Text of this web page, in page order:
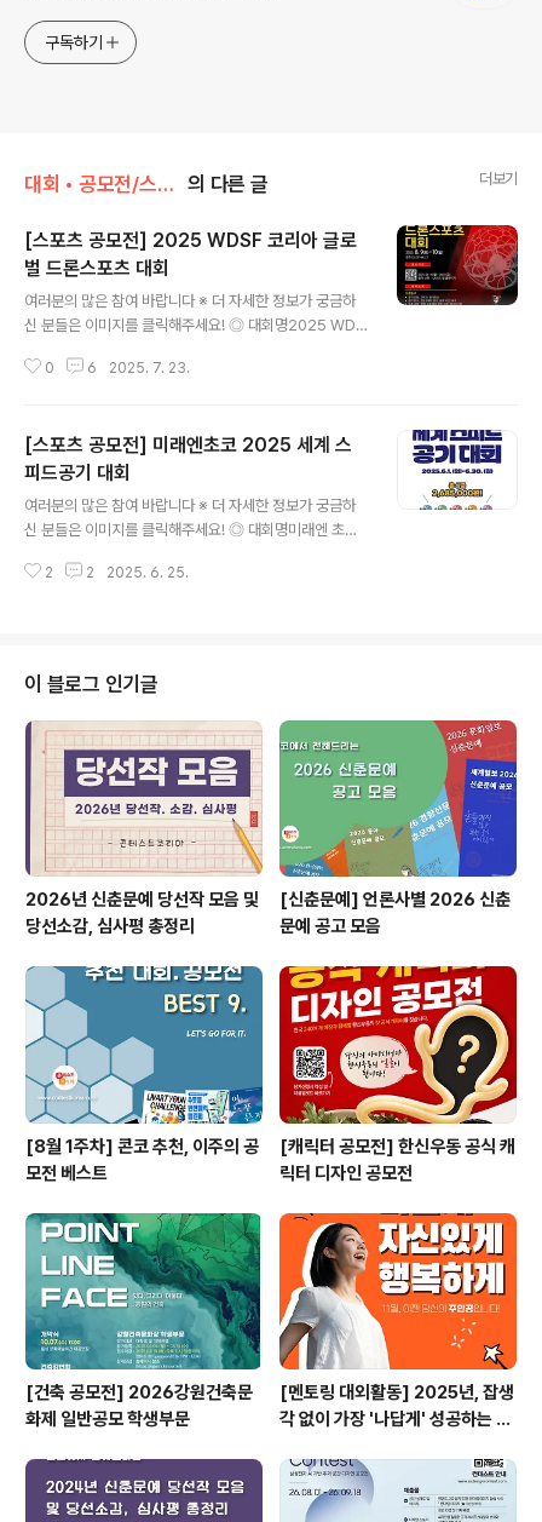
구독하기
대회 • 공모전/스포츠 의 다른 글 더보기
[스포츠 공모전] 2025 WDSF 코리아 글로
벌 드론스포츠 대회
여러분의 많은 참여 바랍니다 ※ 더 자세한 정보가 궁금하
신 분들은 이미지를 클릭해주세요! ◎ 대회명2025 WDS
드론농구 : 3대3 경기, 원형가드가 있는 모델 사용 (2분 3
대항전경기방식 : 2분 3쿼터, 공격시간 24초(득점 시 공수
전환)드론 규정 : 원형구로 둘러 쌓인 드론, 2셀 배터리경기
규정 : http://www.youtube/@wdsf9116 ◎ 실내드론
레이싱경기인원 : 개인전경기방식 : 장애물 설치된 코스를
론, 2셀 배터리 ◎ 참가자격대회등급 : 초,..
0 6 2025. 7. 23.
[스포츠 공모전] 미래엔초코 2025 세계 스
피드공기 대회
여러분의 많은 참여 바랍니다 ※ 더 자세한 정보가 궁금하
신 분들은 이미지를 클릭해주세요! ◎ 대회명미래엔 초코
대적으로 계승하고, 학생과 교사가 함께 즐길 수 있는 건강
- https://youtu.be/TOZCThnqXpk?si=YL4Qn3Q
b_canncMl ◎ 대상초등학생 및 재직 교사*이번 2025
대회는 학교 현장에서의 참여 확산과 교육적 활용을 높이
기 위해 초등학생과 재직 교사로 참가 대상을 한정하였습
니다. ◎ 참가부가. 초등학생부: 전국의 초등학생 누구나
참가 가능나. 교사부..
2 2 2025. 6. 25.
이 블로그 인기글
2026년 신춘문예 당선작 모음 및
당선소감, 심사평 총정리
[신춘문예] 언론사별 2026 신춘
문예 공고 모음
[8월 1주차] 콘코 추천, 이주의 공
모전 베스트
[캐릭터 공모전] 한신우동 공식 캐
릭터 디자인 공모전
[건축 공모전] 2026강원건축문
화제 일반공모 학생부문
[멘토링 대외활동] 2025년, 잡생
각 없이 가장 '나답게' 성공하는 법